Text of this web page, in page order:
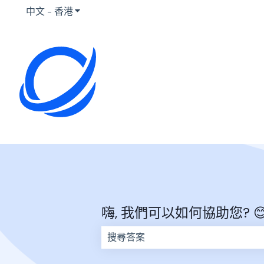
中文 - 香港顯示要翻譯的子選單
嗨, 我們可以如何協助您?